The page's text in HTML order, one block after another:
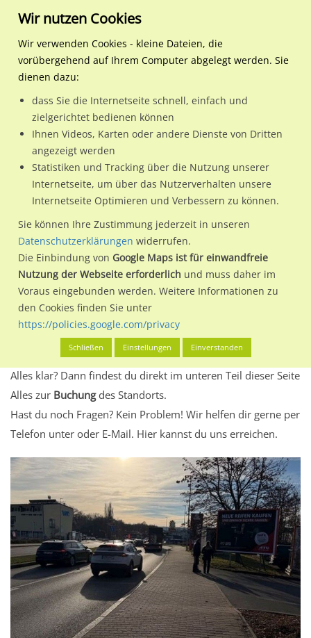
Regionale Plakatwerbung Sachsen
Zwickau, Stadt,
Oskar-Arnold-Str. 1 (B
Nutze günstige Werbemöglichkeiten am Standort Oskar-
Arnold-Str. 1 (B 93) / A.T.U querim Ortsteil Schedewitz)
Zwickau, Stadt, Hochschulstadt.
Wir erheben für jede unserer Werbeflächen individuelle und
aktuelleStandortinformationenund Leistungswerte. Damit
kannst du dich schon vor der Buchung im Detail über den
Standort, seine Reichweite und Werbewirkung sowie
eventuelle Beschränkungen in den zugelassenen
Werbeinhalten informieren.
Alles klar? Dann findest du direkt im unteren Teil dieser Seite
Alles zur Buchungdes Standorts.
Hast du noch Fragen? Kein Problem! Wir helfen dir gerne per
Telefon unter oder E-Mail. Hier kannst du uns erreichen.
Wir nutzen Cookies
Wir verwenden Cookies - kleine Dateien, die
vorübergehend auf Ihrem Computer abgelegt werden. Sie
dienen dazu:
dass Sie die Internetseite schnell, einfach und
zielgerichtet bedienen können
Ihnen Videos, Karten oder andere Dienste von Dritten
angezeigt werden
Statistiken und Tracking über die Nutzung unserer
Internetseite, um über das Nutzerverhalten unsere
Internetseite Optimieren und Verbessern zu können.
Sie können Ihre Zustimmung jederzeit in unseren
Datenschutzerklärungen widerrufen.
Die Einbindung von Google Maps ist für einwandfreie
Nutzung der Webseite erforderlich und muss daher im
Voraus eingebunden werden. Weitere Informationen zu
den Cookies finden Sie unter
https://policies.google.com/privacy
Schließen Einstellungen Einverstanden